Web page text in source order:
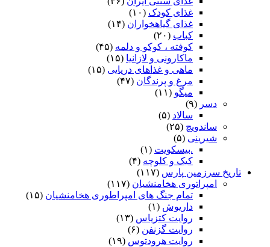
غذای کودک (۱۰)
غذای گیاهخواران (۱۴)
کباب (۲۰)
کوفته ، کوکو و دلمه (۴۵)
ماکارونی و لازانیا (۱۵)
ماهی و غذاهای دریایی (۱۵)
مرغ و پرندگان (۴۷)
میگو (۱۱)
دسر (۹)
سالاد (۵)
ساندویچ (۲۵)
شیرینی (۵)
.بیسکویت (۱)
کیک و کلوچه (۴)
تاریخ سرزمین پارس (۱۱۷)
امپراتوری هخامنشیان (۱۱۷)
تمام جنگ های امپراطوری هخامنشیان (۱۵)
داریوش (۱)
روایت کتزیاس (۱۳)
روایت گزنفن (۶)
روایت هرودتوس (۱۹)